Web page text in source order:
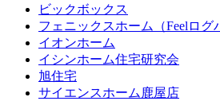
ビックボックス
フェニックスホーム（Feelログ
イオンホーム
イシンホーム住宅研究会
旭住宅
サイエンスホーム鹿屋店